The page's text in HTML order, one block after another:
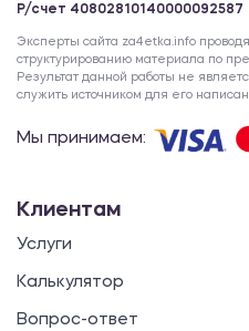
Р/счет 40802810140000092587
Эксперты сайта za4etka.info
структурированию материала по
Результат данной работы не
служить источником для его
Мы принимаем:
Клиентам
Услуги
Калькулятор
Вопрос-ответ